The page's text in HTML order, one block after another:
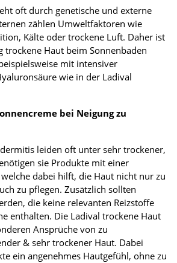
oft durch genetische und externe
zählen Umweltfaktoren wie
Kälte oder trockene Luft. Daher ist
trockene Haut beim Sonnenbaden
mit intensiver
wie in der Ladival
bei Neigung zu
leiden oft unter sehr trockener,
sie Produkte mit einer
dabei hilft, die Haut nicht nur zu
zu pflegen. Zusätzlich sollten
die keine relevanten Reizstoffe
enthalten. Die Ladival trockene Haut
Ansprüche von zu
& sehr trockener Haut. Dabei
ein angenehmes Hautgefühl, ohne zu